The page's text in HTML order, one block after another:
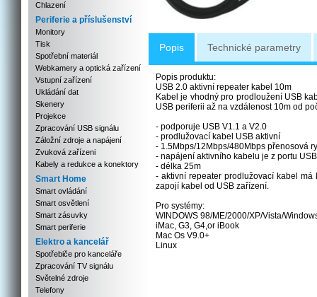
Chlazení
Periferie a příslušenství
Monitory
Tisk
Spotřební materiál
Webkamery a optická zařízení
Vstupní zařízení
Ukládání dat
Skenery
Projekce
Zpracování USB signálu
Záložní zdroje a napájení
Zvuková zařízeni
Kabely a redukce a konektory
Smart Home
Smart ovládání
Smart osvětlení
Smart zásuvky
Smart periferie
Elektro a kancelář
Spotřebiče pro kanceláře
Zpracování TV signálu
Světelné zdroje
Telefony
Popis Technické parametry
Popis produktu:
USB 2.0 aktivní repeater kabel 10m
Kabel je vhodný pro prodloužení USB
USB periferii až na vzdálenost 10m od
- podporuje USB V1.1 a V2.0
- prodlužovací kabel USB aktivní
- 1.5Mbps/12Mbps/480Mbps přenosová
- napájení aktivního kabelu je z portu
- délka 25m
- aktivní repeater prodlužovací kabel má
zapojí kabel od USB zařízení.
Pro systémy:
WINDOWS 98/ME/2000/XP/Vista/
iMac, G3, G4,or iBook
Mac Os V9.0+
Linux